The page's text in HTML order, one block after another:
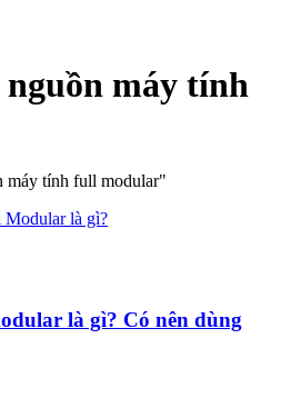
nguồn máy tính
máy tính full modular"
là gì? Có nên dùng